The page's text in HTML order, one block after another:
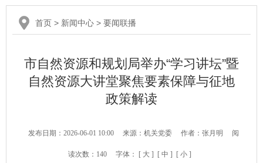
首页 > 新闻中心 > 要闻联播
市自然资源和规划局举办“学习讲坛”暨
自然资源大讲堂聚焦要素保障与征地
政策解读
发布日期：2026-06-01 10:00 来源：机关党委 作者：张月明 阅
读次数： 140 字体： [ 大 ] [ 中 ] [ 小 ]